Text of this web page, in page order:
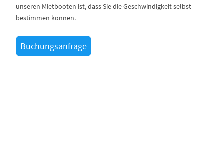
unseren Mietbooten ist, dass Sie die Geschwindigkeit selbst
bestimmen können.
Buchungsanfrage